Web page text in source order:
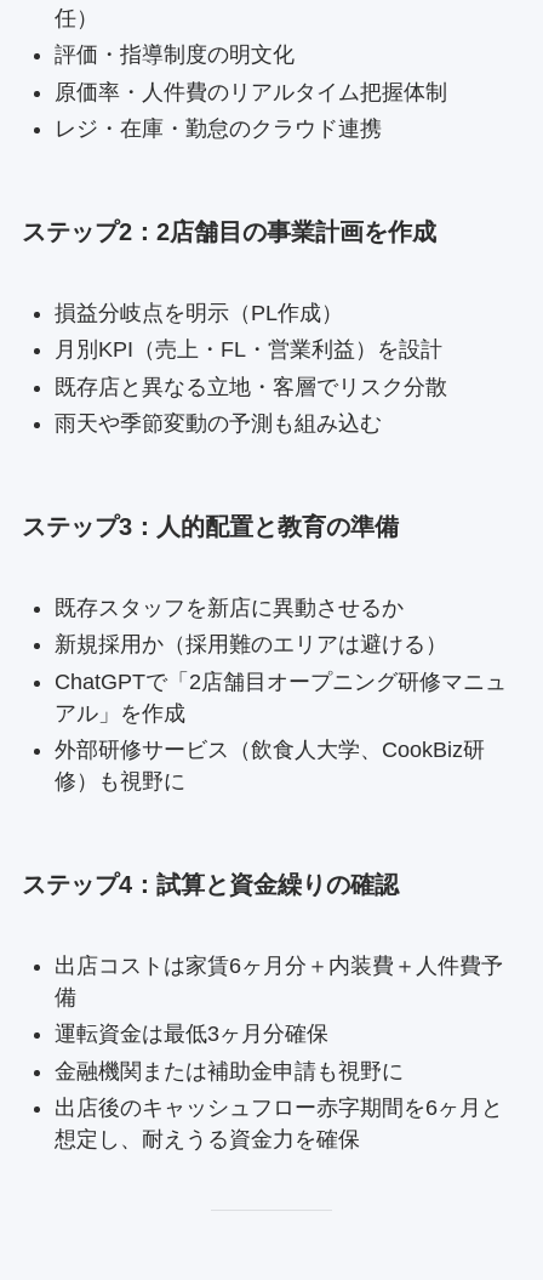
任）
評価・指導制度の明文化
原価率・人件費のリアルタイム把握体制
レジ・在庫・勤怠のクラウド連携
ステップ2：2店舗目の事業計画を作成
損益分岐点を明示（PL作成）
月別KPI（売上・FL・営業利益）を設計
既存店と異なる立地・客層でリスク分散
雨天や季節変動の予測も組み込む
ステップ3：人的配置と教育の準備
既存スタッフを新店に異動させるか
新規採用か（採用難のエリアは避ける）
ChatGPTで「2店舗目オープニング研修マニュ
アル」を作成
外部研修サービス（飲食人大学、CookBiz研
修）も視野に
ステップ4：試算と資金繰りの確認
出店コストは家賃6ヶ月分＋内装費＋人件費予
備
運転資金は最低3ヶ月分確保
金融機関または補助金申請も視野に
出店後のキャッシュフロー赤字期間を6ヶ月と
想定し、耐えうる資金力を確保